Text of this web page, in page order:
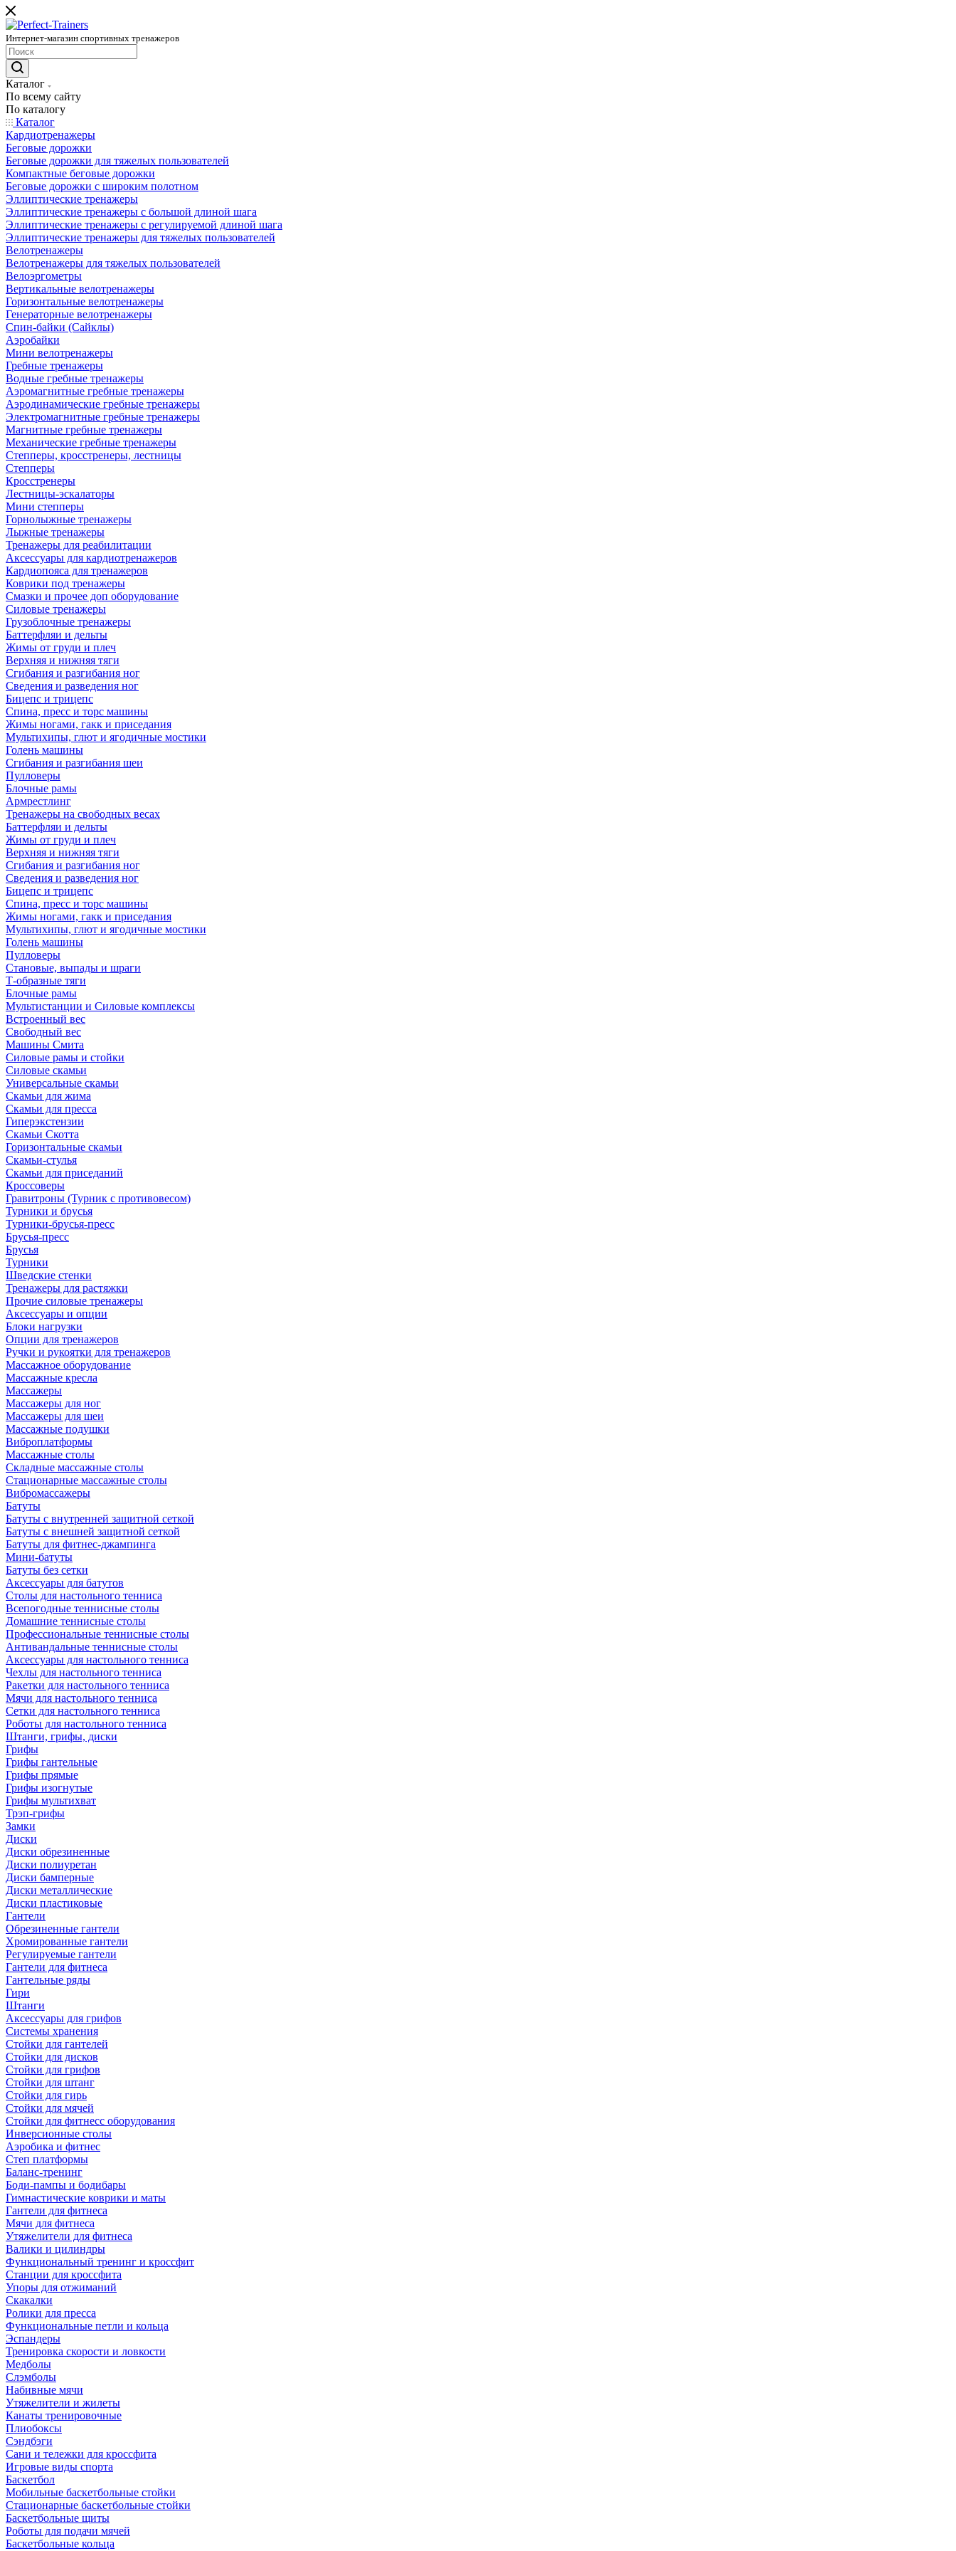
Интернет-магазин спортивных тренажеров
Каталог
По всему сайту
По каталогу
Каталог
Кардиотренажеры
Беговые дорожки
Беговые дорожки для тяжелых пользователей
Компактные беговые дорожки
Беговые дорожки с широким полотном
Эллиптические тренажеры
Эллиптические тренажеры с большой длиной шага
Эллиптические тренажеры с регулируемой длиной шага
Эллиптические тренажеры для тяжелых пользователей
Велотренажеры
Велотренажеры для тяжелых пользователей
Велоэргометры
Вертикальные велотренажеры
Горизонтальные велотренажеры
Генераторные велотренажеры
Спин-байки (Сайклы)
Аэробайки
Мини велотренажеры
Гребные тренажеры
Водные гребные тренажеры
Аэромагнитные гребные тренажеры
Аэродинамические гребные тренажеры
Электромагнитные гребные тренажеры
Магнитные гребные тренажеры
Механические гребные тренажеры
Степперы, кросстренеры, лестницы
Степперы
Кросстренеры
Лестницы-эскалаторы
Мини степперы
Горнолыжные тренажеры
Лыжные тренажеры
Тренажеры для реабилитации
Аксессуары для кардиотренажеров
Кардиопояса для тренажеров
Коврики под тренажеры
Смазки и прочее доп оборудование
Силовые тренажеры
Грузоблочные тренажеры
Баттерфляи и дельты
Жимы от груди и плеч
Верхняя и нижняя тяги
Сгибания и разгибания ног
Сведения и разведения ног
Бицепс и трицепс
Спина, пресс и торс машины
Жимы ногами, гакк и приседания
Мультихипы, глют и ягодичные мостики
Голень машины
Сгибания и разгибания шеи
Пулловеры
Блочные рамы
Армрестлинг
Тренажеры на свободных весах
Баттерфляи и дельты
Жимы от груди и плеч
Верхняя и нижняя тяги
Сгибания и разгибания ног
Сведения и разведения ног
Бицепс и трицепс
Спина, пресс и торс машины
Жимы ногами, гакк и приседания
Мультихипы, глют и ягодичные мостики
Голень машины
Пулловеры
Становые, выпады и шраги
Т-образные тяги
Блочные рамы
Мультистанции и Силовые комплексы
Встроенный вес
Свободный вес
Машины Смита
Силовые рамы и стойки
Силовые скамьи
Универсальные скамьи
Скамьи для жима
Скамьи для пресса
Гиперэкстензии
Скамьи Скотта
Горизонтальные скамьи
Скамьи-стулья
Скамьи для приседаний
Кроссоверы
Гравитроны (Турник с противовесом)
Турники и брусья
Турники-брусья-пресс
Брусья-пресс
Брусья
Турники
Шведские стенки
Тренажеры для растяжки
Прочие силовые тренажеры
Аксессуары и опции
Блоки нагрузки
Опции для тренажеров
Ручки и рукоятки для тренажеров
Массажное оборудование
Массажные кресла
Массажеры
Массажеры для ног
Массажеры для шеи
Массажные подушки
Виброплатформы
Массажные столы
Складные массажные столы
Стационарные массажные столы
Вибромассажеры
Батуты
Батуты с внутренней защитной сеткой
Батуты с внешней защитной сеткой
Батуты для фитнес-джампинга
Мини-батуты
Батуты без сетки
Аксессуары для батутов
Столы для настольного тенниса
Всепогодные теннисные столы
Домашние теннисные столы
Профессиональные теннисные столы
Антивандальные теннисные столы
Аксессуары для настольного тенниса
Чехлы для настольного тенниса
Ракетки для настольного тенниса
Мячи для настольного тенниса
Сетки для настольного тенниса
Роботы для настольного тенниса
Штанги, грифы, диски
Грифы
Грифы гантельные
Грифы прямые
Грифы изогнутые
Грифы мультихват
Трэп-грифы
Замки
Диски
Диски обрезиненные
Диски полиуретан
Диски бамперные
Диски металлические
Диски пластиковые
Гантели
Обрезиненные гантели
Хромированные гантели
Регулируемые гантели
Гантели для фитнеса
Гантельные ряды
Гири
Штанги
Аксессуары для грифов
Системы хранения
Стойки для гантелей
Стойки для дисков
Стойки для грифов
Стойки для штанг
Стойки для гирь
Стойки для мячей
Стойки для фитнесс оборудования
Инверсионные столы
Аэробика и фитнес
Степ платформы
Баланс-тренинг
Боди-пампы и бодибары
Гимнастические коврики и маты
Гантели для фитнеса
Мячи для фитнеса
Утяжелители для фитнеса
Валики и цилиндры
Функциональный тренинг и кроссфит
Станции для кроссфита
Упоры для отжиманий
Скакалки
Ролики для пресса
Функциональные петли и кольца
Эспандеры
Тренировка скорости и ловкости
Медболы
Слэмболы
Набивные мячи
Утяжелители и жилеты
Канаты тренировочные
Плиобоксы
Сэндбэги
Сани и тележки для кроссфита
Игровые виды спорта
Баскетбол
Мобильные баскетбольные стойки
Стационарные баскетбольные стойки
Баскетбольные щиты
Роботы для подачи мячей
Баскетбольные кольца